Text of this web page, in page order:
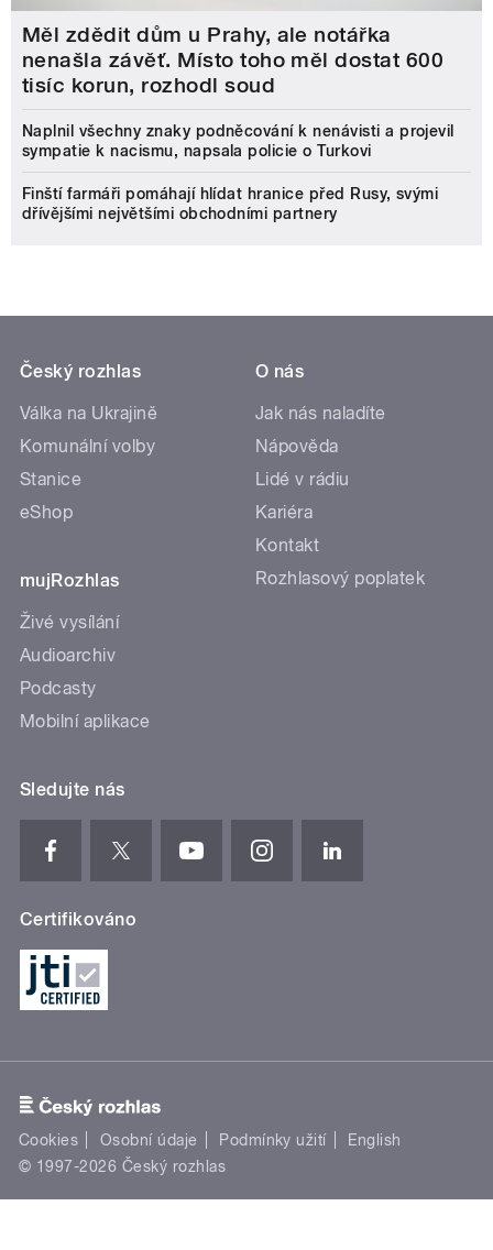
Měl zdědit dům u Prahy, ale notářka
nenašla závěť. Místo toho měl dostat 600
tisíc korun, rozhodl soud
Naplnil všechny znaky podněcování k nenávisti a projevil
sympatie k nacismu, napsala policie o Turkovi
Finští farmáři pomáhají hlídat hranice před Rusy, svými
dřívějšími největšími obchodními partnery
Český rozhlas
Válka na Ukrajině
Komunální volby
Stanice
eShop
mujRozhlas
Živé vysílání
Audioarchiv
Podcasty
Mobilní aplikace
O nás
Jak nás naladíte
Nápověda
Lidé v rádiu
Kariéra
Kontakt
Rozhlasový poplatek
Sledujte nás
Certifikováno
Cookies Osobní údaje Podmínky užití
English
© 1997-2026 Český rozhlas